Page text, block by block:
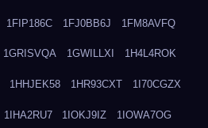
1FIP186C 1FJ0BB6J 1FM8AVFQ
1GRISVQA 1GWILLXI 1H4L4ROK
1HHJEK58 1HR93CXT 1I70CGZX
1IHA2RU7 1IOKJ9IZ 1IOWA7OG